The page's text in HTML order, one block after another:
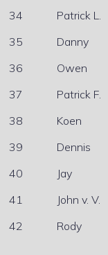
34
Patrick L.
35
Danny
36
Owen
37
Patrick F.
38
Koen
39
Dennis
40
Jay
41
John v. V.
42
Rody